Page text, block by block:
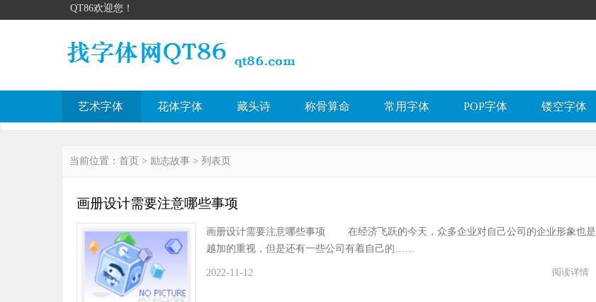
QT86欢迎您！
艺术字体 花体字体 藏头诗 称骨算命 常用字体 POP字体 镂空字体
当前位置： 首页 > 励志故事 > 列表页
画册设计需要注意哪些事项
画册设计需要注意哪些事项 在经济飞跃的今天，众多企业对自己公司的企业形象也是
越加的重视，但是还有一些公司有着自己的……
2022-11-12 阅读详情